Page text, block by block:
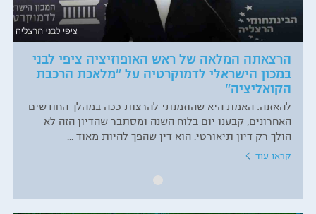
הרצאתה המלאה של ראש האופוזיציה ציפי לבני
במכון הישראלי לדמוקרטיה על "מלאכת הרכבת
הקואליציה"
להאזנה: האמת היא שהוזמנתי להרצות ככה במהלך החודשים
האחרונים, קבענו יום בלוח השנה ומסתבר שהדיון הזה לא
הולך רק דיון תיאורטי. הוא דין שהפך להיות מאוד ...
קראו עוד